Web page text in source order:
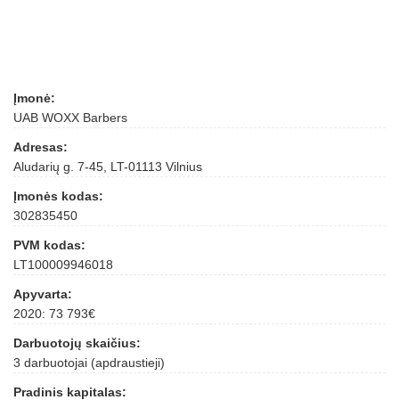
Įmonė:
UAB WOXX Barbers
Adresas:
Aludarių g. 7-45, LT-01113 Vilnius
Įmonės kodas:
302835450
PVM kodas:
LT100009946018
Apyvarta:
2020: 73 793€
Darbuotojų skaičius:
3 darbuotojai (apdraustieji)
Pradinis kapitalas: